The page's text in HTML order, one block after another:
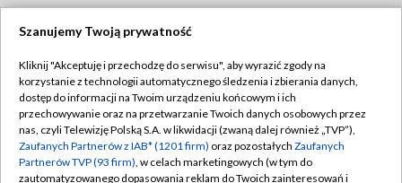
TVP
Abonament TVP
Emisja w TVP
Centrum informacji TVP
Regulamin TVP
Polityka prywatności
Moje zgody
Szanujemy Twoją prywatność
Kliknij "Akceptuję i przechodzę do serwisu", aby wyrazić zgody na
korzystanie z technologii automatycznego śledzenia i zbierania danych,
dostęp do informacji na Twoim urządzeniu końcowym i ich
przechowywanie oraz na przetwarzanie Twoich danych osobowych przez
nas, czyli Telewizję Polską S.A. w likwidacji (zwaną dalej również „TVP”),
Zaufanych Partnerów z IAB* (1201 firm) oraz pozostałych Zaufanych
Partnerów TVP (93 firm), w celach marketingowych (w tym do
zautomatyzowanego dopasowania reklam do Twoich zainteresowań i